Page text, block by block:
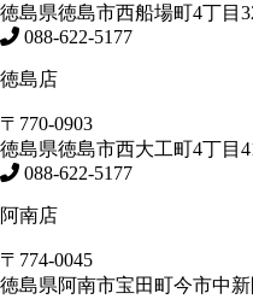
徳島県徳島市西船場町4丁目
088-622-5177
徳島店
〒770-0903
徳島県徳島市西大工町4丁目
088-622-5177
阿南店
〒774-0045
徳島県阿南市宝田町今市中新